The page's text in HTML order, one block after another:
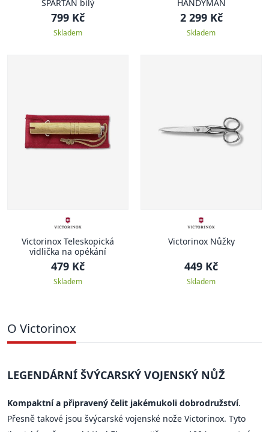
SPARTAN bílý
799 Kč
Skladem
HANDYMAN
2 299 Kč
Skladem
Victorinox Teleskopická
vidlička na opékání
479 Kč
Skladem
Victorinox Nůžky
449 Kč
Skladem
O Victorinox
LEGENDÁRNÍ ŠVÝCARSKÝ VOJENSKÝ NŮŽ
Kompaktní a připravený čelit jakémukoli dobrodružství.
Přesně takové jsou švýcarské vojenské nože Victorinox. Tyto